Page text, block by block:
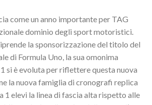
come un anno importante per TAG
dominio degli sport motoristici.
la sponsorizzazione del titolo del
di Formula Uno, la sua omonima
si è evoluta per riflettere questa nuova
la nuova famiglia di cronografi replica
1 elevi la linea di fascia alta rispetto alle